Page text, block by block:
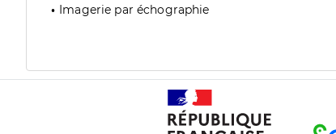
Imagerie par échographie